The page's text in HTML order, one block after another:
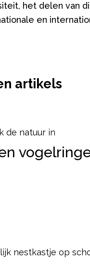
het delen van
en
artikels
de natuur in
nestkastje op